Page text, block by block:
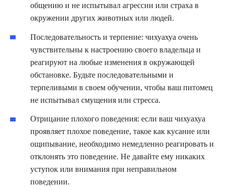
общению и не испытывал агрессии или страха в
окружении других животных или людей.
Последовательность и терпение: чихуахуа очень
чувствительны к настроению своего владельца и
реагируют на любые изменения в окружающей
обстановке. Будьте последовательными и
терпеливыми в своем обучении, чтобы ваш питомец
не испытывал смущения или стресса.
Отрицание плохого поведения: если ваш чихуахуа
проявляет плохое поведение, такое как кусание или
ощипывание, необходимо немедленно реагировать и
отклонять это поведение. Не давайте ему никаких
уступок или внимания при неправильном
поведении.